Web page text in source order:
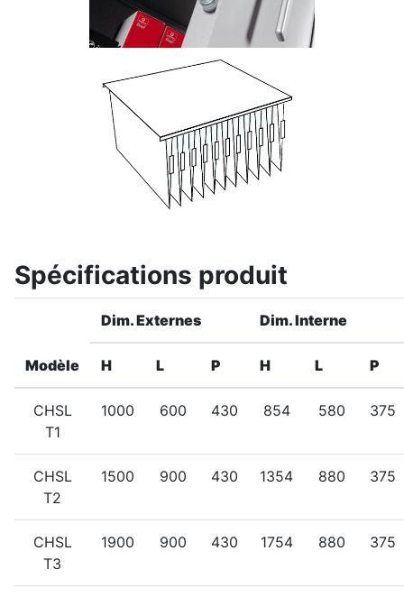
Spécifications produit
Modèle
Dim. Externes Dim. Interne
H L P H L P
CHSL
T1
1000 600 430 854 580 375
CHSL
T2
1500 900 430 1354 880 375
CHSL
T3
1900 900 430 1754 880 375